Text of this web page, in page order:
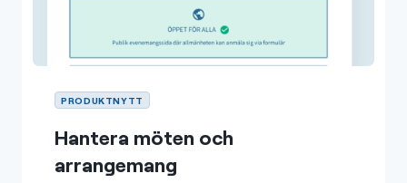
PRODUKTNYTT
Hantera möten och
arrangemang